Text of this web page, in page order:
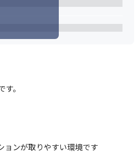
。
ョンが取りやすい環境です